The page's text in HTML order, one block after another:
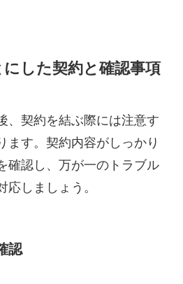
した契約と確認事項
、契約を結ぶ際には注意す
ます。契約内容がしっかり
確認し、万が一のトラブル
応しましょう。
認